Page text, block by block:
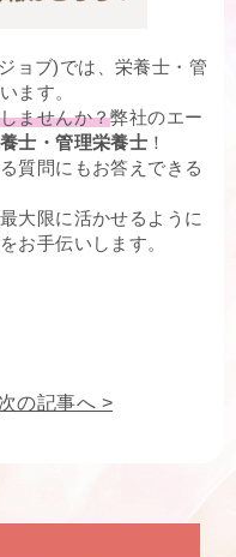
ョブ)では、栄養士・管
ます。
ませんか？弊社のエー
士・管理栄養士 ！
質問にもお答えできる
大限に活かせるように
お手伝いします。
次の記事へ >